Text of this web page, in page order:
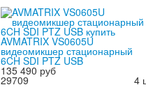
AVMATRIX VS0605U
видеомикшер стационарный
6CH SDI PTZ USB
135 490 руб
4
29709